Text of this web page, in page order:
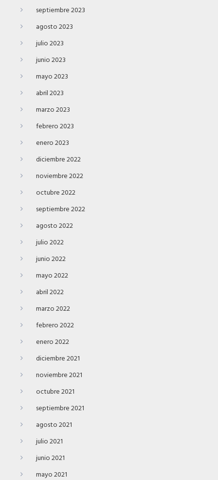
septiembre 2023
agosto 2023
julio 2023
junio 2023
mayo 2023
abril 2023
marzo 2023
febrero 2023
enero 2023
diciembre 2022
noviembre 2022
octubre 2022
septiembre 2022
agosto 2022
julio 2022
junio 2022
mayo 2022
abril 2022
marzo 2022
febrero 2022
enero 2022
diciembre 2021
noviembre 2021
octubre 2021
septiembre 2021
agosto 2021
julio 2021
junio 2021
mayo 2021